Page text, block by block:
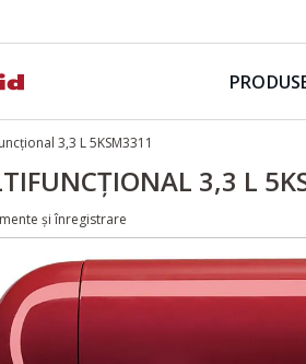
3,3 L 5KSM3311
3,3 L
și înregistrare